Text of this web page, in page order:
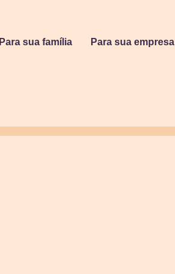
Para sua família Para sua empresa